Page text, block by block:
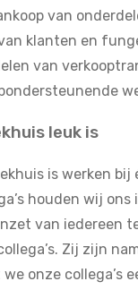
van
klanten en
van
leuk is
is werken
houden wij
van iedereen
Zij zijn
onze collega’s